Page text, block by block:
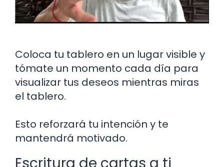
Coloca tu tablero en un lugar visible y
tómate un momento cada día para
visualizar tus deseos mientras miras
el tablero.
Esto reforzará tu intención y te
mantendrá motivado.